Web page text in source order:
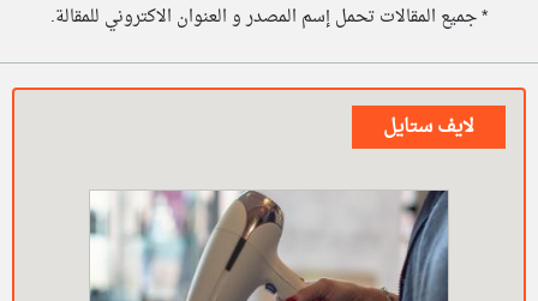
* جميع المقالات تحمل إسم المصدر و العنوان الاكتروني للمقالة.
لايف ستايل